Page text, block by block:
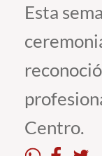
Postgrado
Formación
Esta
Centro.